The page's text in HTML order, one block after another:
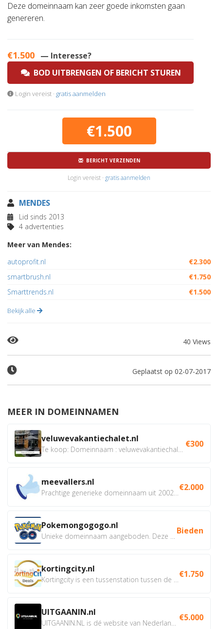
Deze domeinnaam kan zeer goede inkomsten gaan
genereren.
€1.500 — Interesse?
BOD UITBRENGEN OF BERICHT STUREN
Login vereist · gratis aanmelden
€1.500
BERICHT VERZENDEN
Login vereist · gratis aanmelden
MENDES
Lid sinds 2013
4 advertenties
Meer van Mendes:
autoprofit.nl
€2.300
smartbrush.nl
€1.750
Smarttrends.nl
€1.500
Bekijk alle
40 Views
Geplaatst op 02-07-2017
MEER IN DOMEINNAMEN
veluwevakantiechalet.nl €300
meevallers.nl €2.000
Pokemongogogo.nl Bieden
kortingcity.nl €1.750
UITGAANIN.nl €5.000